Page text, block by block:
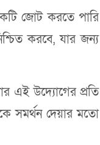
জোট করতে পারি
করবে, যার জন্য
এই উদ্যোগের প্রতি
সমর্থন দেয়ার মতো